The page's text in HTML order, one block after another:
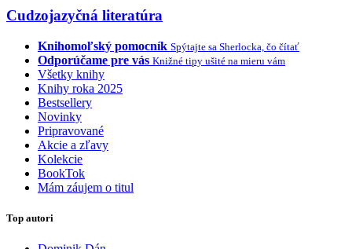
Cudzojazyčná literatúra
Knihomoľský pomocník Spýtajte sa Sherlocka, čo čítať
Odporúčame pre vás Knižné tipy ušité na mieru vám
Všetky knihy
Knihy roka 2025
Bestsellery
Novinky
Pripravované
Akcie a zľavy
Kolekcie
BookTok
Mám záujem o titul
Top autori